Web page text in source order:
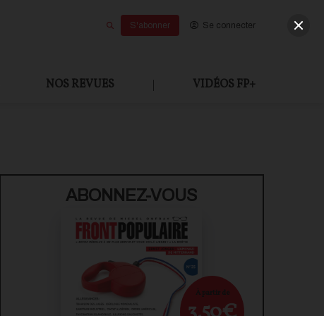
S'abonner Se connecter
NOS REVUES | VIDÉOS FP+
ABONNEZ-VOUS
À partir de